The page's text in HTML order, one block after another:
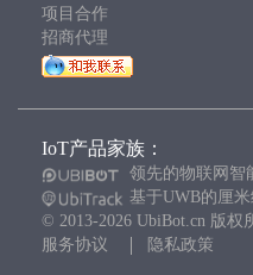
因此，部署车间环境监测系
有助于降低环境异常带来的
见。
1.温湿度
几乎所有工业车间都会部署
控制生产环境；
项目合作
招商代理
IoT产品家族：
领先的物联网智
基于UWB的厘
© 2013-2026 UbiBot.cn 版权
服务协议
隐私政策